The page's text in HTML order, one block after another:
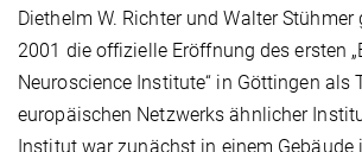
Diethelm W. Richter und Walter
2001 die offizielle Eröffnung des ersten
Neuroscience Institute“ in Göttingen als
europäischen Netzwerks ähnlicher
Institut war zunächst in einem Gebäude